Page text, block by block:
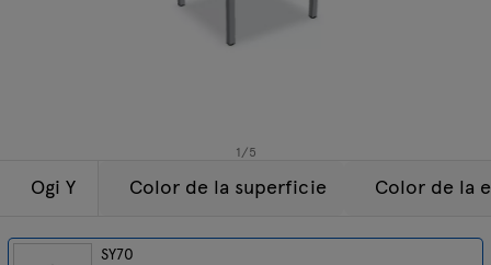
1/5
Ogi Y
SY70
Color de la superficie Color de la